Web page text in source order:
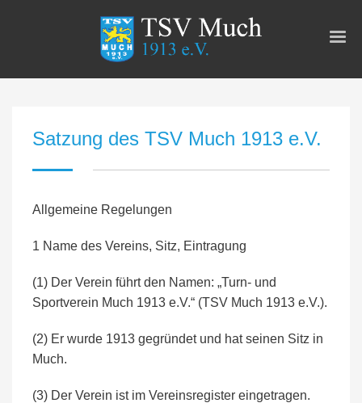
Satzung des TSV Much 1913 e.V.
Allgemeine Regelungen
1 Name des Vereins, Sitz, Eintragung
(1) Der Verein führt den Namen: „Turn- und
Sportverein Much 1913 e.V.“ (TSV Much 1913 e.V.).
(2) Er wurde 1913 gegründet und hat seinen Sitz in
Much.
(3) Der Verein ist im Vereinsregister eingetragen.